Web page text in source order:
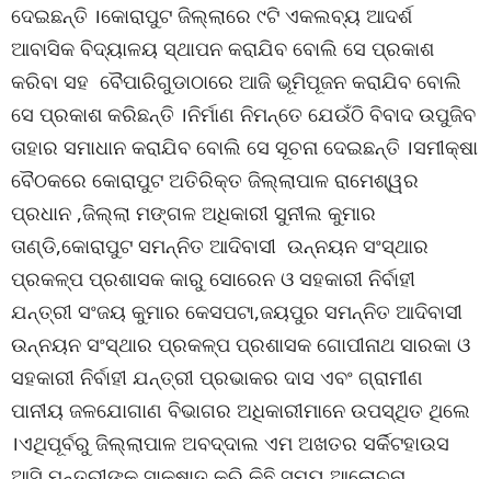
ଦେଇଛନ୍ତି ।କୋରାପୁଟ ଜିଲ୍ଲାରେ ୯ଟି ଏକଲବ୍ୟ ଆଦର୍ଶ
ଆବାସିକ ବିଦ୍ୟାଳୟ ସ୍ଥାପନ କରାଯିବ ବୋଲି ସେ ପ୍ରକାଶ
କରିବା ସହ ବୈପାରିଗୁଡାଠାରେ ଆଜି ଭୂମିପୂଜନ କରାଯିବ ବୋଲି
ସେ ପ୍ରକାଶ କରିଛନ୍ତି ।ନିର୍ମାଣ ନିମନ୍ତେ ଯେଉଁଠି ବିବାଦ ଉପୁଜିବ
ତାହାର ସମାଧାନ କରାଯିବ ବୋଲି ସେ ସୂଚନା ଦେଇଛନ୍ତି ।ସମୀକ୍ଷା
ବୈଠକରେ କୋରାପୁଟ ଅତିରିକ୍ତ ଜିଲ୍ଲାପାଳ ରାମେଶ୍ୱର
ପ୍ରଧାନ ,ଜିଲ୍ଲା ମଙ୍ଗଳ ଅଧିକାରୀ ସୁନୀଲ କୁମାର
ତାଣ୍ଡି,କୋରାପୁଟ ସମନ୍ନିତ ଆଦିବାସୀ ଉନ୍ନୟନ ସଂସ୍ଥାର
ପ୍ରକଳ୍ପ ପ୍ରଶାସକ କାରୁ ସୋରେନ ଓ ସହକାରୀ ନିର୍ବାହୀ
ଯନ୍ତ୍ରୀ ସଂଜୟ କୁମାର କେସପଟା,ଜୟପୁର ସମନ୍ନିତ ଆଦିବାସୀ
ଉନ୍ନୟନ ସଂସ୍ଥାର ପ୍ରକଳ୍ପ ପ୍ରଶାସକ ଗୋପୀନାଥ ସାରକା ଓ
ସହକାରୀ ନିର୍ବାହୀ ଯନ୍ତ୍ରୀ ପ୍ରଭାକର ଦାସ ଏବଂ ଗ୍ରାମୀଣ
ପାନୀୟ ଜଳଯୋଗାଣ ବିଭାଗର ଅଧିକାରୀମାନେ ଉପସ୍ଥିତ ଥିଲେ
।ଏଥିପୂର୍ବରୁ ଜିଲ୍ଲାପାଳ ଅବଦ୍ଦାଲ ଏମ ଅଖତର ସର୍କିଟହାଉସ